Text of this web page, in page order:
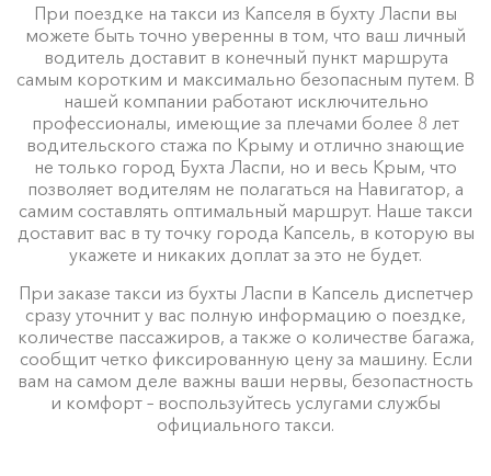
При поездке на такси из Капселя в бухту Ласпи вы
можете быть точно уверенны в том, что ваш личный
водитель доставит в конечный пункт маршрута
самым коротким и максимально безопасным путем. В
нашей компании работают исключительно
профессионалы, имеющие за плечами более 8 лет
водительского стажа по Крыму и отлично знающие
не только город Бухта Ласпи, но и весь Крым, что
позволяет водителям не полагаться на Навигатор, а
самим составлять оптимальный маршрут. Наше такси
доставит вас в ту точку города Капсель, в которую вы
укажете и никаких доплат за это не будет.
При заказе такси из бухты Ласпи в Капсель диспетчер
сразу уточнит у вас полную информацию о поездке,
количестве пассажиров, а также о количестве багажа,
сообщит четко фиксированную цену за машину. Если
вам на самом деле важны ваши нервы, безопастность
и комфорт – воспользуйтесь услугами службы
официального такси.